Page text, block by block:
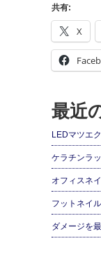
共有:
X
最近
LEDマツエ
ケラチンラ
オフィスネ
フットネイ
ダメージを